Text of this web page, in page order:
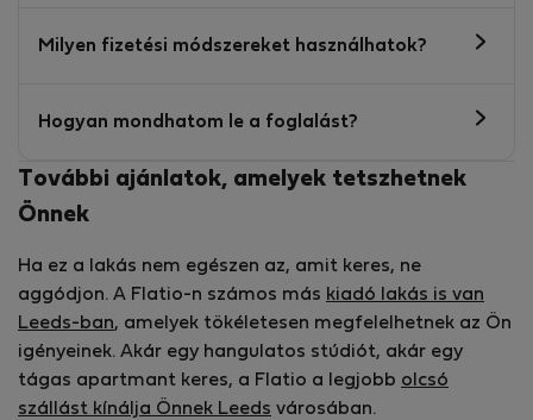
Milyen fizetési módszereket használhatok?
Hogyan mondhatom le a foglalást?
További ajánlatok, amelyek tetszhetnek
Önnek
Ha ez a lakás nem egészen az, amit keres, ne
aggódjon. A Flatio-n számos más kiadó lakás is van
Leeds-ban, amelyek tökéletesen megfelelhetnek az Ön
igényeinek. Akár egy hangulatos stúdiót, akár egy
tágas apartmant keres, a Flatio a legjobb olcsó
szállást kínálja Önnek Leeds városában.